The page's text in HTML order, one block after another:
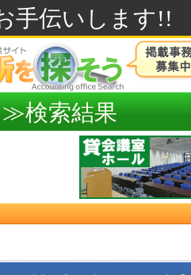
手伝いします!!
≫検索結果